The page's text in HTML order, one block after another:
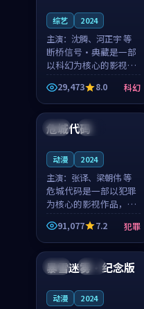
综艺 2024
主演： 沈腾、河正宇 等
断桥信号·典藏是一部
以科幻为核心的影视作
品，围绕危机、反转与
人物成长展开，整体节
奏紧凑，值得推荐观
看。
29,473 8.0 科幻
泰国 独播
危城代码
动漫 2024
主演： 张译、梁朝伟 等
危城代码是一部以犯罪
为核心的影视作品，围
绕危机、反转与人物成
长展开，整体节奏紧
凑，值得推荐观看。
91,077 7.2 犯罪
法国 杜比
暴雪迷雾·纪念版
动漫 2024